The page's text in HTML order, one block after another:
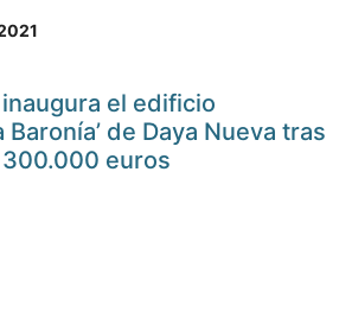
el edificio
Baronía’ de Daya Nueva tras
euros